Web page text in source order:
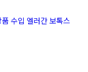
품 수입 엘러간 보톡스